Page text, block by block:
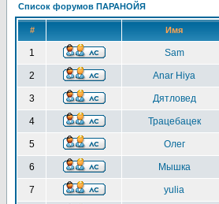
Список форумов ПАРАНОЙЯ
# Имя
1 Sam
2 Anar Hiya
3 Дятловед
4 Трацебацек
5 Олег
6 Мышка
7 yulia